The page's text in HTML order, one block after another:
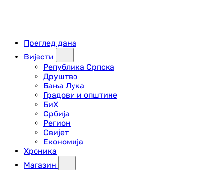
Преглед дана
Вијести
Република Српска
Друштво
Бања Лука
Градови и општине
БиХ
Србија
Регион
Свијет
Економија
Хроника
Магазин